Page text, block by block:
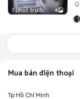
1 phút trước 4
Mua bán điện thoại
Tp Hồ Chí Minh